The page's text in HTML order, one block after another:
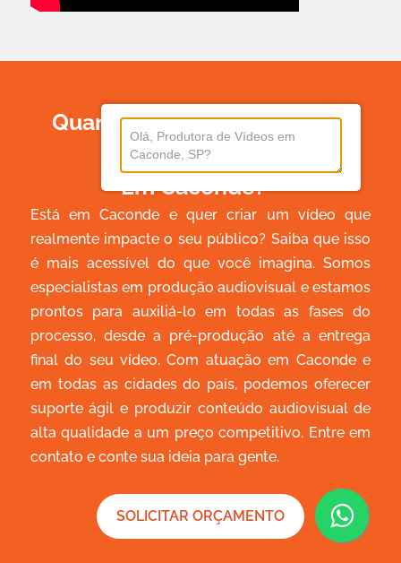
Quanto Custa Produzir Um
Vídeo
Em Caconde?
Está em Caconde e quer criar um vídeo que
realmente impacte o seu público? Saiba que isso
é mais acessível do que você imagina. Somos
especialistas em produção audiovisual e estamos
prontos para auxiliá-lo em todas as fases do
processo, desde a pré-produção até a entrega
final do seu vídeo. Com atuação em Caconde e
em todas as cidades do país, podemos oferecer
suporte ágil e produzir conteúdo audiovisual de
alta qualidade a um preço competitivo. Entre em
contato e conte sua ideia para gente.
SOLICITAR ORÇAMENTO